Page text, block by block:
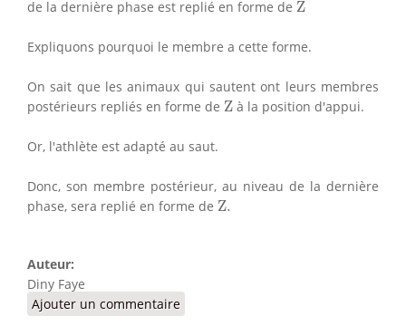
de la dernière phase est replié en forme de Z
Expliquons pourquoi le membre a cette forme.
On sait que les animaux qui sautent ont leurs membres
postérieurs repliés en forme de Z
Z à la position d'appui.
Or, l'athlète est adapté au saut.
Donc, son membre postérieur, au niveau de la dernière
phase, sera replié en forme de Z.
Z
Auteur:
Diny Faye
Ajouter un commentaire